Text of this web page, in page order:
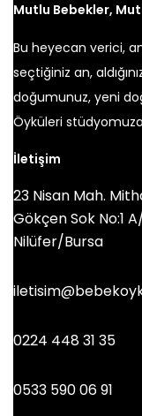
Mutlu Bebekler,
Bu heyecan verici,
seçtiğiniz an,
doğumunuz, yeni
Öyküleri
İletişim
23 Nisan Mah.
Gökçen Sok No:1
Nilüfer/Bursa
0224 448 31 35
0533 590 06 91